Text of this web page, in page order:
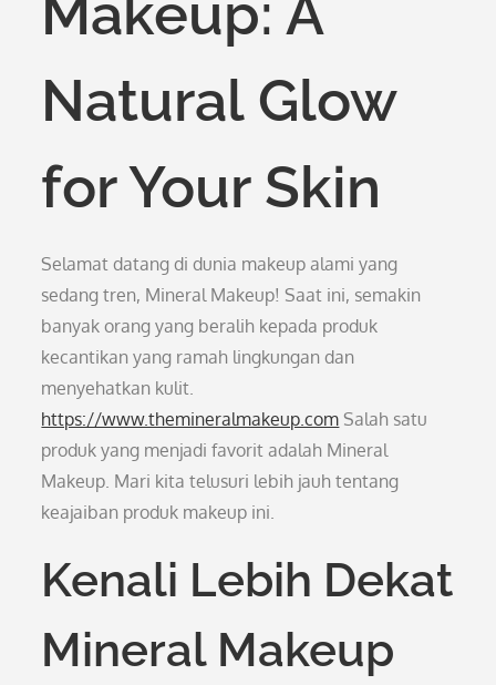
Makeup: A
Natural Glow
for Your Skin
Selamat datang di dunia makeup alami yang
sedang tren, Mineral Makeup! Saat ini, semakin
banyak orang yang beralih kepada produk
kecantikan yang ramah lingkungan dan
menyehatkan kulit.
https://www.themineralmakeup.com Salah satu
produk yang menjadi favorit adalah Mineral
Makeup. Mari kita telusuri lebih jauh tentang
keajaiban produk makeup ini.
Kenali Lebih Dekat
Mineral Makeup